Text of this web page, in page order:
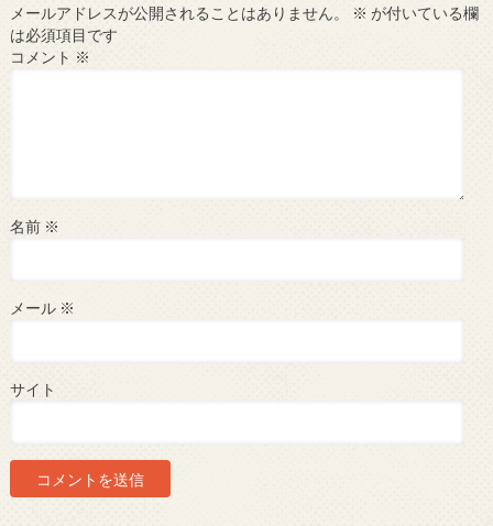
メールアドレスが公開されることはありません。 ※ が付いている欄
は必須項目です
コメント ※
名前 ※
メール ※
サイト